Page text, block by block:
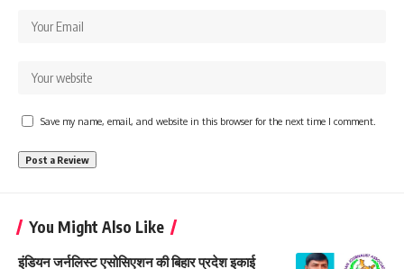
Save my name, email, and website in this browser for the next time I comment.
You Might Also Like
इंडियन जर्नलिस्ट एसोसिएशन की बिहार प्रदेश इकाई